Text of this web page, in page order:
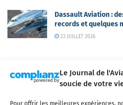
Le Journal de
soucie de votre
Pour offrir les meilleures expériences,
Dassault Aviation :
records et quelques
23 JUILLET 2026